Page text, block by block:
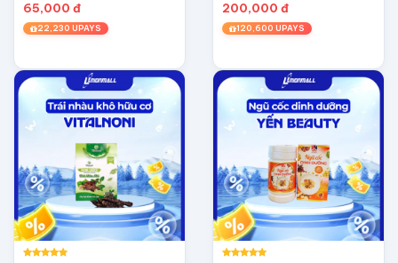
65,000 đ
22,230 UPAYS
200,000 đ
120,600 UPAYS